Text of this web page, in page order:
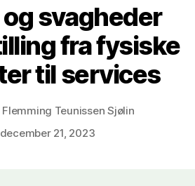
svagheder
fra fysiske
til services
Flemming Teunissen Sjølin
december 21, 2023